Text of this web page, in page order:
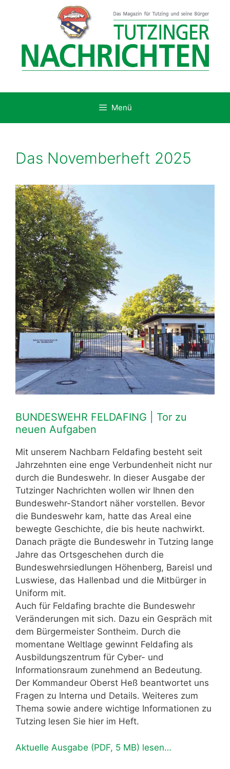
Menü
Das Novemberheft 2025
BUNDESWEHR FELDAFING | Tor zu
neuen Aufgaben
Mit unserem Nachbarn Feldafing besteht seit
Jahrzehnten eine enge Verbundenheit nicht nur
durch die Bundeswehr. In dieser Ausgabe der
Tutzinger Nachrichten wollen wir Ihnen den
Bundeswehr-Standort näher vorstellen. Bevor
die Bundeswehr kam, hatte das Areal eine
bewegte Geschichte, die bis heute nachwirkt.
Danach prägte die Bundeswehr in Tutzing lange
Jahre das Ortsgeschehen durch die
Bundeswehrsiedlungen Höhenberg, Bareisl und
Luswiese, das Hallenbad und die Mitbürger in
Uniform mit.
Auch für Feldafing brachte die Bundeswehr
Veränderungen mit sich. Dazu ein Gespräch mit
dem Bürgermeister Sontheim. Durch die
momentane Weltlage gewinnt Feldafing als
Ausbildungszentrum für Cyber- und
Informationsraum zunehmend an Bedeutung.
Der Kommandeur Oberst Heß beantwortet uns
Fragen zu Interna und Details. Weiteres zum
Thema sowie andere wichtige Informationen zu
Tutzing lesen Sie hier im Heft.
Aktuelle Ausgabe (PDF, 5 MB) lesen…